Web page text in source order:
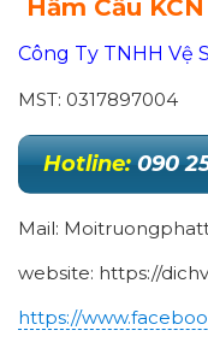
Hầm Cầu
Công Ty TNHH Vệ
MST: 0317897004
Hotline: 090
Mail:
website: https://
https://